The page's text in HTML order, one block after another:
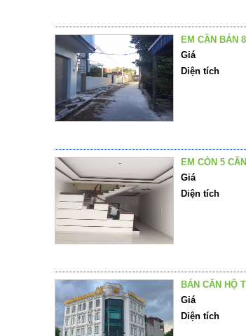
EM CẦN BÁN
Giá
Diện tích
EM CÒN 5
Giá
Diện tích
BÁN CĂN HỘ
Giá
Diện tích